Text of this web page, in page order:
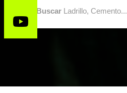
BuscarLadrillo, Cemento...